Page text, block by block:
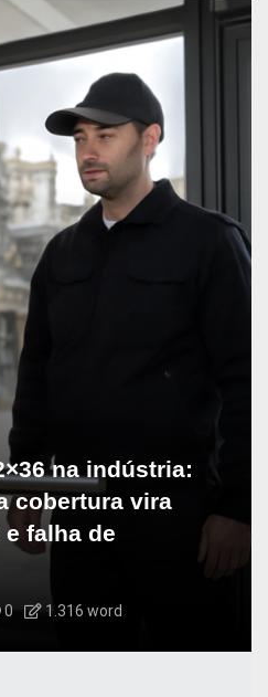
na indústria:
cobertura vira
falha de
0 1.316 word